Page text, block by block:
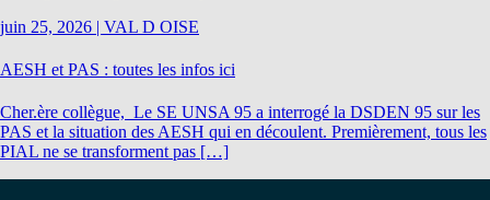
juin 25, 2026 | VAL D OISE
AESH et PAS : toutes les infos ici
Cher.ère collègue, Le SE UNSA 95 a interrogé la DSDEN 95 sur les
PAS et la situation des AESH qui en découlent. Premièrement, tous les
PIAL ne se transforment pas […]